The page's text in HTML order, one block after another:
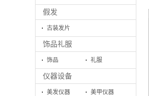
假发
古装发片
饰品礼服
饰品 礼服
仪器设备
美发仪器
美甲仪器